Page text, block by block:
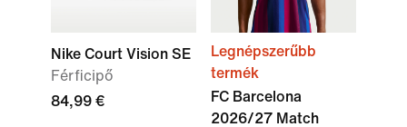
Nike Court Vision SE
Férficipő
84,99 €
Legnépszerűbb
termék
FC Barcelona
2026/27 Match